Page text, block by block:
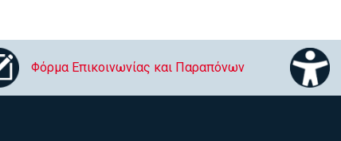
Φόρμα Επικοινωνίας και Παραπόνων